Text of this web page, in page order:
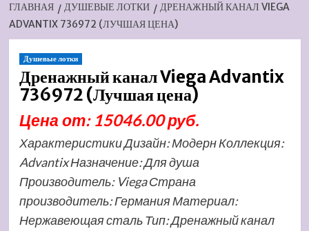
ГЛАВНАЯ ДУШЕВЫЕ ЛОТКИ
ДРЕНАЖНЫЙ КАНАЛ VIEGA
ADVANTIX 736972 (ЛУЧШАЯ ЦЕНА)
Душевые лотки
Дренажный канал Viega Advantix
736972 (Лучшая цена)
Цена от: 15046.00 руб.
Характеристики Дизайн: Модерн Коллекция:
Advantix Назначение: Для душа
Производитель: Viega Страна
производитель: Германия Материал:
Нержавеющая сталь Тип: Дренажный канал